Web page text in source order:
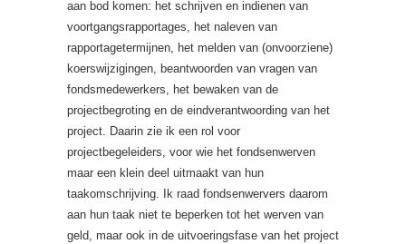
aan bod komen: het schrijven en indienen van
voortgangsrapportages, het naleven van
rapportagetermijnen, het melden van (onvoorziene)
koerswijzigingen, beantwoorden van vragen van
fondsmedewerkers, het bewaken van de
projectbegroting en de eindverantwoording van het
project. Daarin zie ik een rol voor
projectbegeleiders, voor wie het fondsenwerven
maar een klein deel uitmaakt van hun
taakomschrijving. Ik raad fondsenwervers daarom
aan hun taak niet te beperken tot het werven van
geld, maar ook in de uitvoeringsfase van het project